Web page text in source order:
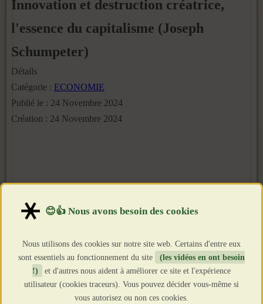
Innovation et destruction créatrice,
l'essence du capitalisme (Joseph
Schumpeter)
Détails
Catégorie : ECONOMIE
Publié le : 24 Novembre 2024
Création : 24 Novembre 2024
Nous utilisons des cookies sur notre site web. Certains d'entre eux
sont essentiels au fonctionnement du site
(les vidéos en ont besoin
!)
et d'autres nous aident à améliorer ce site et l'expérience
utilisateur (cookies traceurs). Vous pouvez décider vous-même si
vous autorisez ou non ces cookies.